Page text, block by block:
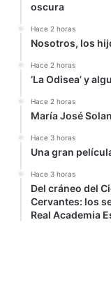
oscura
Hace 2 horas
Nosotros, los
Hace 2 horas
‘La Odisea’ y
Hace 2 horas
María José
Hace 3 horas
Una gran
Hace 3 horas
Del cráneo del
Cervantes: los
Real Academia